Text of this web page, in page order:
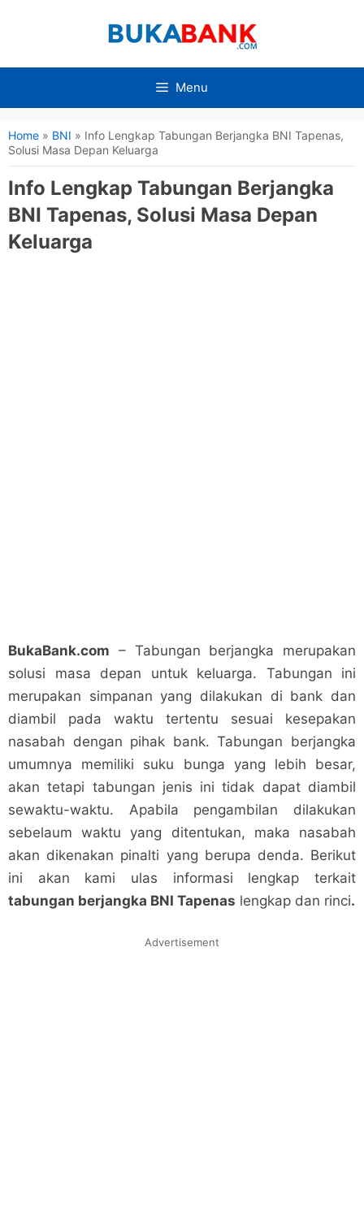
Menu
Home » BNI » Info Lengkap Tabungan Berjangka BNI Tapenas,
Solusi Masa Depan Keluarga
Info Lengkap Tabungan Berjangka
BNI Tapenas, Solusi Masa Depan
Keluarga
BukaBank.com – Tabungan berjangka merupakan
solusi masa depan untuk keluarga. Tabungan ini
merupakan simpanan yang dilakukan di bank dan
diambil pada waktu tertentu sesuai kesepakan
nasabah dengan pihak bank. Tabungan berjangka
umumnya memiliki suku bunga yang lebih besar,
akan tetapi tabungan jenis ini tidak dapat diambil
sewaktu-waktu. Apabila pengambilan dilakukan
sebelaum waktu yang ditentukan, maka nasabah
akan dikenakan pinalti yang berupa denda. Berikut
ini akan kami ulas informasi lengkap terkait
tabungan berjangka BNI Tapenas lengkap dan rinci.
Advertisement